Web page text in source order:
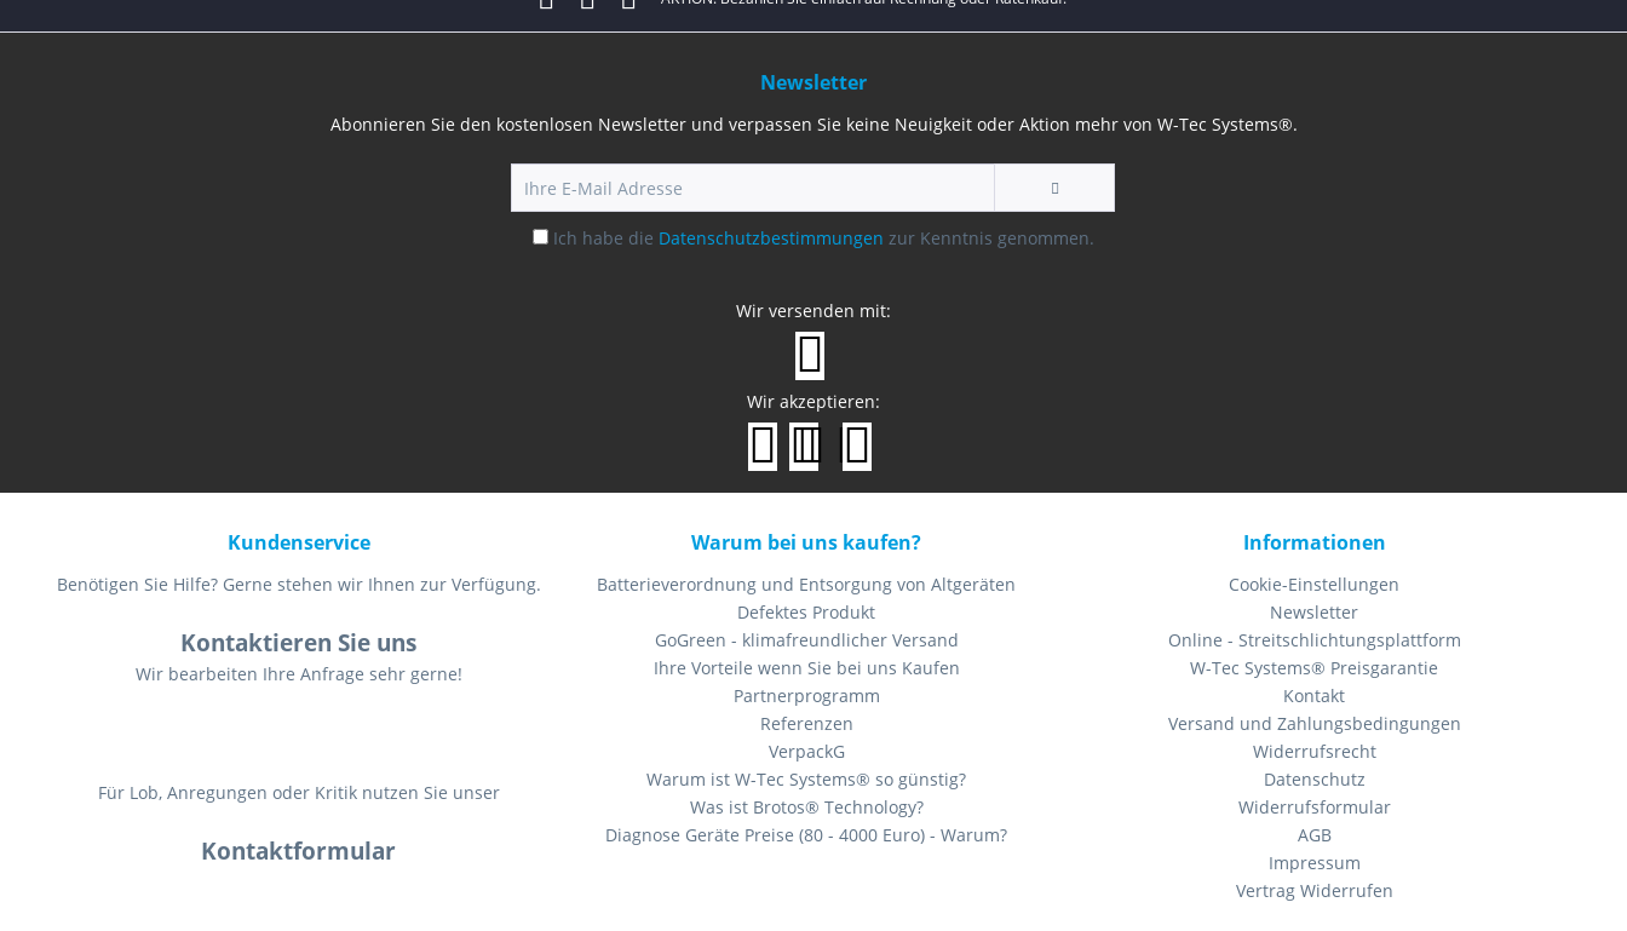
Kundenservice
Benötigen Sie Hilfe? Gerne stehen wir Ihnen zur Verfügung.
Kontaktieren Sie uns
Wir bearbeiten Ihre Anfrage sehr gerne!
Für Lob, Anregungen oder Kritik nutzen Sie unser
Kontaktformular
Warum bei uns kaufen?
Batterieverordnung und Entsorgung von Altgeräten
Defektes Produkt
GoGreen - klimafreundlicher Versand
Ihre Vorteile wenn Sie bei uns Kaufen
Partnerprogramm
Referenzen
VerpackG
Warum ist W-Tec Systems® so günstig?
Was ist Brotos® Technology?
Diagnose Geräte Preise (80 - 4000 Euro) - Warum?
Informationen
Cookie-Einstellungen
Newsletter
Online - Streitschlichtungsplattform
W-Tec Systems® Preisgarantie
Kontakt
Versand und Zahlungsbedingungen
Widerrufsrecht
Datenschutz
Widerrufsformular
AGB
Impressum
Vertrag Widerrufen
Newsletter
Abonnieren Sie den kostenlosen Newsletter und verpassen Sie keine Neuigkeit oder Aktion mehr von W-Tec Systems®.
Ich habe die Datenschutzbestimmungen zur Kenntnis genommen.
Wir versenden mit:
Wir akzeptieren: